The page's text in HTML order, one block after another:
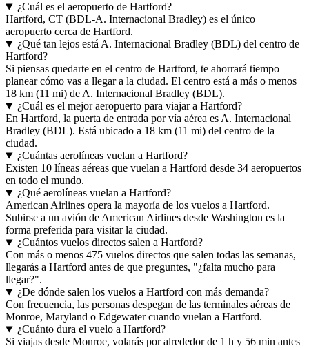
¿Cuál es el aeropuerto de Hartford?
Hartford, CT (BDL-A. Internacional Bradley) es el único
aeropuerto cerca de Hartford.
¿Qué tan lejos está A. Internacional Bradley (BDL) del centro de
Hartford?
Si piensas quedarte en el centro de Hartford, te ahorrará tiempo
planear cómo vas a llegar a la ciudad. El centro está a más o menos
18 km (11 mi) de A. Internacional Bradley (BDL).
¿Cuál es el mejor aeropuerto para viajar a Hartford?
En Hartford, la puerta de entrada por vía aérea es A. Internacional
Bradley (BDL). Está ubicado a 18 km (11 mi) del centro de la
ciudad.
¿Cuántas aerolíneas vuelan a Hartford?
Existen 10 líneas aéreas que vuelan a Hartford desde 34 aeropuertos
en todo el mundo.
¿Qué aerolíneas vuelan a Hartford?
American Airlines opera la mayoría de los vuelos a Hartford.
Subirse a un avión de American Airlines desde Washington es la
forma preferida para visitar la ciudad.
¿Cuántos vuelos directos salen a Hartford?
Con más o menos 475 vuelos directos que salen todas las semanas,
llegarás a Hartford antes de que preguntes, "¿falta mucho para
llegar?".
¿De dónde salen los vuelos a Hartford con más demanda?
Con frecuencia, las personas despegan de las terminales aéreas de
Monroe, Maryland o Edgewater cuando vuelan a Hartford.
¿Cuánto dura el vuelo a Hartford?
Si viajas desde Monroe, volarás por alrededor de 1 h y 56 min antes